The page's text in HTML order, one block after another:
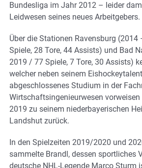
Bundesliga im Jahr 2012 – leider
Leidwesen seines neues Arbeitgebers.
Über die Stationen Ravensburg
Spiele, 28 Tore, 44 Assists) und Bad
2019 / 77 Spiele, 7 Tore, 30 Assists)
welcher neben seinem
abgeschlossenes Studium in der
Wirtschaftsingenieurwesen
2019 zu seinem niederbayerischen
Landshut zurück.
In den Spielzeiten 2019/2020 und
sammelte Brandl, dessen sportliches
deutsche NHL-Legende Marco Sturm